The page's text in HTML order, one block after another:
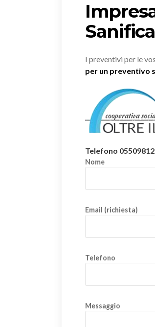
I preventivi per le
per un preventivo
Telefono
Nome
Email (richiesta)
Telefono
Messaggio